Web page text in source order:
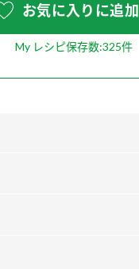
＋ おすすめレシピ
通販
お気に入りに追加
My レシピ保存数:325件